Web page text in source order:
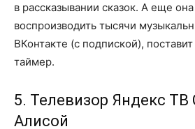
в рассказывании сказок. А еще
воспроизводить тысячи
ВКонтакте (с подпиской),
таймер.
5. Телевизор Яндекс ТВ
Алисой